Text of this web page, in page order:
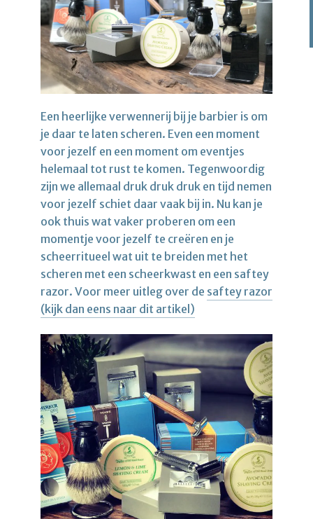
Een heerlijke verwennerij bij je barbier is om
je daar te laten scheren. Even een moment
voor jezelf en een moment om eventjes
helemaal tot rust te komen. Tegenwoordig
zijn we allemaal druk druk druk en tijd nemen
voor jezelf schiet daar vaak bij in. Nu kan je
ook thuis wat vaker proberen om een
momentje voor jezelf te creëren en je
scheerritueel wat uit te breiden met het
scheren met een scheerkwast en een saftey
razor. Voor meer uitleg over de saftey razor
(kijk dan eens naar dit artikel)